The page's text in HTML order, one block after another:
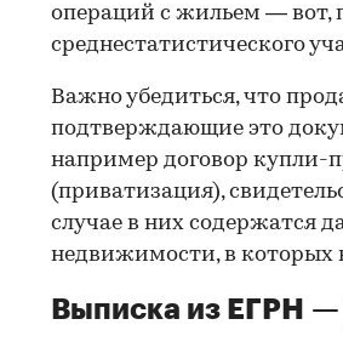
операций с жильем — вот,
среднестатистического
Важно убедиться, что
подтверждающие это
например договор купли-
(приватизация),
случае в них содержатся
недвижимости, в которых
Выписка из ЕГРН —